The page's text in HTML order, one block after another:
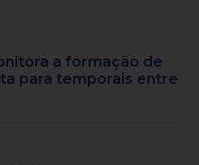
a formação de
para temporais entre